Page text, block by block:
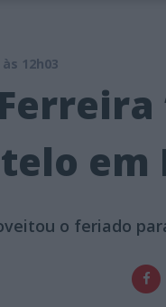
às 12h03
o feriado